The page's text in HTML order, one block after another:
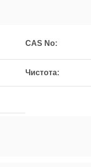
CAS No:
Чистота: